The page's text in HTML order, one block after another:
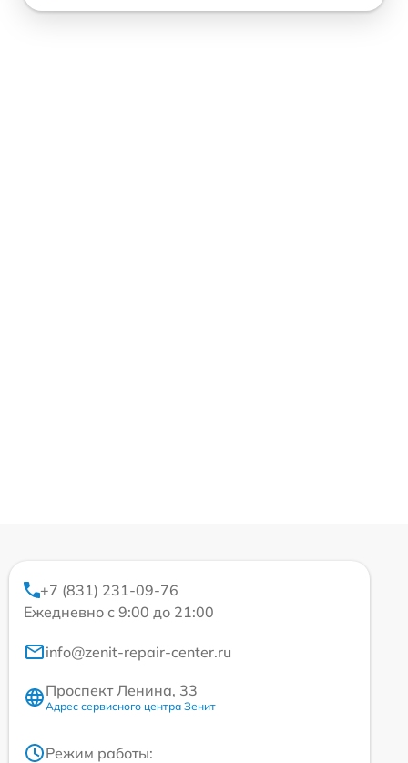
+7 (831) 231-09-76
Ежедневно с 9:00 до 21:00
info@zenit-repair-center.ru
Проспект Ленина, 33
Адрес сервисного центра Зенит
Режим работы: